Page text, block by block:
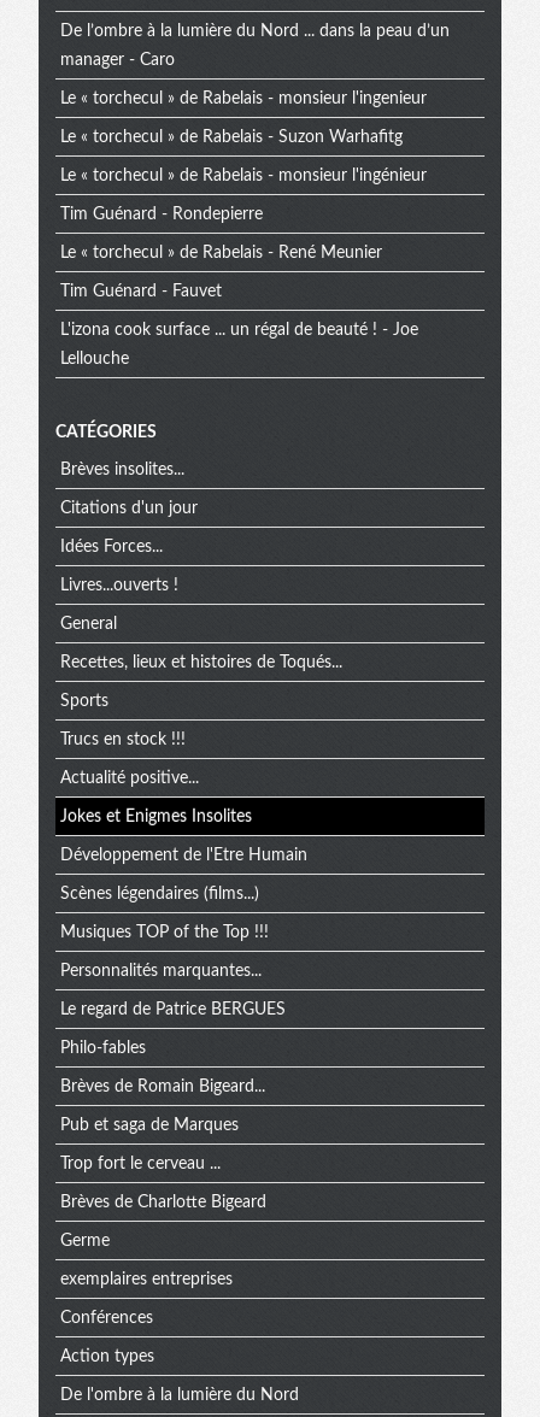
extra
De l’ombre à la lumière du Nord ... dans la peau d’un
manager - Caro
Le « torchecul » de Rabelais - monsieur l'ingenieur
Le « torchecul » de Rabelais - Suzon Warhafitg
Le « torchecul » de Rabelais - monsieur l'ingénieur
Tim Guénard - Rondepierre
Le « torchecul » de Rabelais - René Meunier
Tim Guénard - Fauvet
L'izona cook surface ... un régal de beauté ! - Joe
Lellouche
CATÉGORIES
Brèves insolites...
Citations d'un jour
Idées Forces...
Livres...ouverts !
General
Recettes, lieux et histoires de Toqués...
Sports
Trucs en stock !!!
Actualité positive...
Jokes et Enigmes Insolites
Développement de l'Etre Humain
Scènes légendaires (films...)
Musiques TOP of the Top !!!
Personnalités marquantes...
Le regard de Patrice BERGUES
Philo-fables
Brèves de Romain Bigeard...
Pub et saga de Marques
Trop fort le cerveau ...
Brèves de Charlotte Bigeard
Germe
exemplaires entreprises
Conférences
Action types
De l'ombre à la lumière du Nord